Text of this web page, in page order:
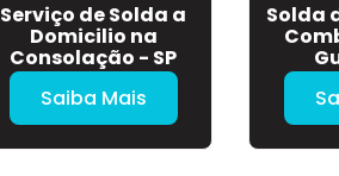
Serviço de Solda a
Domicilio na
Consolação - SP
Saiba Mais
Solda